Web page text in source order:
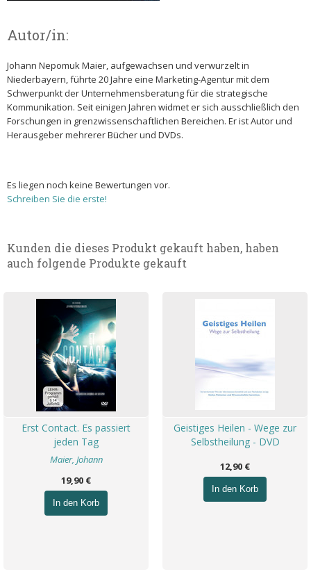
Autor/in:
Johann Nepomuk Maier, aufgewachsen und verwurzelt in
Niederbayern, führte 20 Jahre eine Marketing-Agentur mit dem
Schwerpunkt der Unternehmensberatung für die strategische
Kommunikation. Seit einigen Jahren widmet er sich ausschließlich den
Forschungen in grenzwissenschaftlichen Bereichen. Er ist Autor und
Herausgeber mehrerer Bücher und DVDs.
Es liegen noch keine Bewertungen vor.
Schreiben Sie die erste!
Kunden die dieses Produkt gekauft haben, haben
auch folgende Produkte gekauft
Erst Contact. Es passiert
jeden Tag
Maier, Johann
19,90 €
In den Korb
Geistiges Heilen - Wege zur
Selbstheilung - DVD
12,90 €
In den Korb